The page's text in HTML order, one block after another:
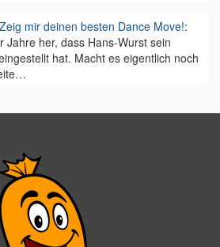
Zeig mir deinen besten Dance Move!:
Jahre her, dass Hans-Wurst sein
hat. Macht es eigentlich noch